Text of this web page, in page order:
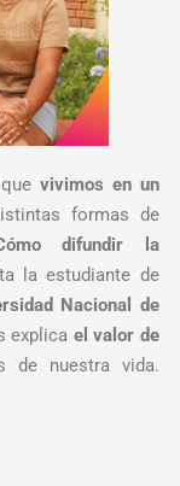
vivimos en un
formas de
difundir la
la estudiante de
Nacional de
explica el valor de
de nuestra vida.